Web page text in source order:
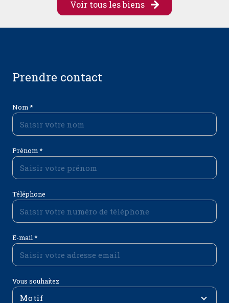
Voir tous les biens
prendre contact
Nom *
Prénom *
Téléphone
E-mail *
Vous souhaitez
Motif